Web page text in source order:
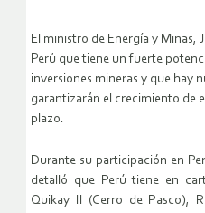
El ministro de Energía y Minas,
Perú que tiene un fuerte
inversiones mineras y que hay
garantizarán el crecimiento de
plazo.
Durante su participación en
detalló que Perú tiene en
Quikay II (Cerro de Pasco),